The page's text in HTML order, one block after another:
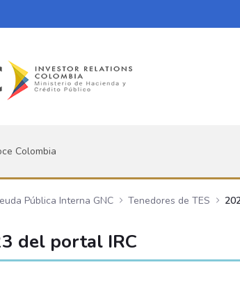
Colombia
Pública Interna GNC Tenedores de TES
del portal IRC